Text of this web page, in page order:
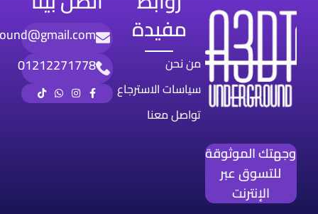
وجهتك الموثوقة
للتسوق عبر
الإنترنت
مفيدة
من نحن
سياسات الاسترجاع
تواصل معنا
01212271778